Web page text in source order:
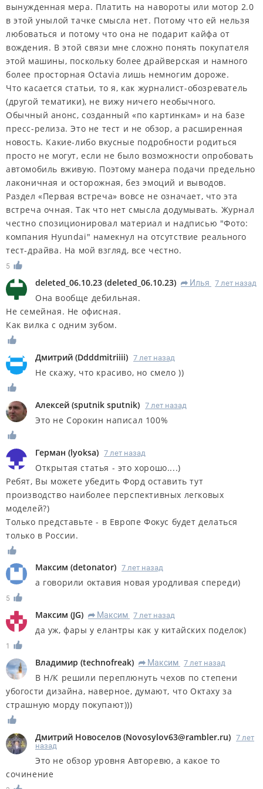
вынужденная мера. Платить на навороты или мотор 2.0
в этой унылой тачке смысла нет. Потому что ей нельзя
любоваться и потому что она не подарит кайфа от
вождения. В этой связи мне сложно понять покупателя
этой машины, поскольку более драйверская и намного
более просторная Octavia лишь немногим дороже.
Что касается статьи, то я, как журналист-обозреватель
(другой тематики), не вижу ничего необычного.
Обычный анонс, созданный «по картинкам» и на базе
пресс-релиза. Это не тест и не обзор, а расширенная
новость. Какие-либо вкусные подробности родиться
просто не могут, если не было возможности опробовать
автомобиль вживую. Поэтому манера подачи предельно
лаконичная и осторожная, без эмоций и выводов.
Раздел «Первая встреча» вовсе не означает, что эта
встреча очная. Так что нет смысла додумывать. Журнал
честно спозиционировал материал и надписью "Фото:
компания Hyundai" намекнул на отсутствие реального
тест-драйва. На мой взгляд, все честно.
5
deleted_06.10.23 (deleted_06.10.23) R Илья 7 лет назад
Она вообще дебильная.
Не семейная. Не офисная.
Как вилка с одним зубом.
Дмитрий (Ddddmitriiii) 7 лет назад
Не скажу, что красиво, но смело ))
Алексей (sputnik sputnik) 7 лет назад
Это не Сорокин написал 100%
Герман (lyoksa) 7 лет назад
Открытая статья - это хорошо....)
Ребят, Вы можете убедить Форд оставить тут
производство наиболее перспективных легковых
моделей?)
Только представьте - в Европе Фокус будет делаться
только в России.
Максим (detonator) 7 лет назад
а говорили октавия новая уродливая спереди)
5
Максим (JG) R Максим 7 лет назад
да уж, фары у елантры как у китайских поделок)
1
Владимир (technofreak) R Максим 7 лет назад
В Н/К решили переплюнуть чехов по степени
убогости дизайна, наверное, думают, что Октаху за
страшную морду покупают)))
Дмитрий Новоселов (Novosylov63@rambler.ru) 7 лет
назад
Это не обзор уровня Авторевю, а какое то
сочинение